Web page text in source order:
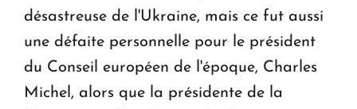
désastreuse de l'Ukraine, mais ce fut aussi
une défaite personnelle pour le président
du Conseil européen de l'époque, Charles
Michel, alors que la présidente de la